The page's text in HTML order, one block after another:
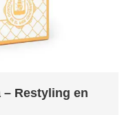
Restyling en